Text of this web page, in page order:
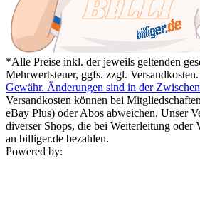
*Alle Preise inkl. der jeweils geltenden
Mehrwertsteuer, ggfs. zzgl. Versandkosten.
Gewähr. Änderungen sind in der
Versandkosten können bei
eBay Plus) oder Abos abweichen. Unser
diverser Shops, die bei Weiterleitung oder
an billiger.de bezahlen.
Powered by: